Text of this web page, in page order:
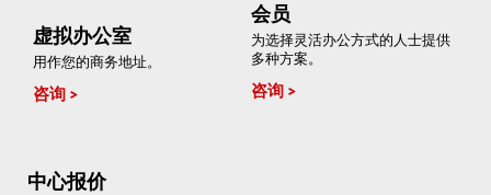
虚拟办公室
用作您的商务地址。
咨询
会员
为选择灵活办公方式的人士提供
多种方案。
咨询
中心报价